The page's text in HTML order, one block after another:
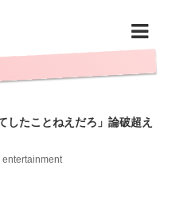
したことねえだろ」論破超え
entertainment